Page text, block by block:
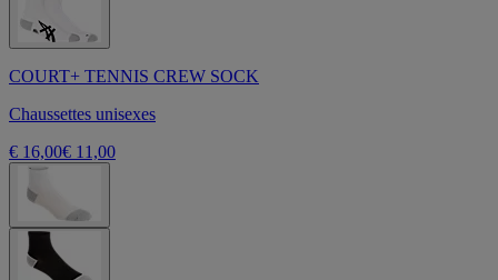
COURT+ TENNIS CREW SOCK
Chaussettes unisexes
€ 16,00€ 11,00